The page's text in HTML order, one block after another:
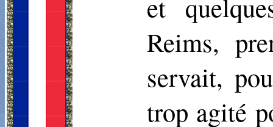
et
Reims,
servait,
trop agité